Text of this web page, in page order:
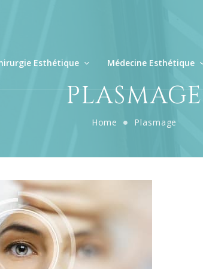
Esthétique Médecine Esthétique
PLASMAGE
Home Plasmage